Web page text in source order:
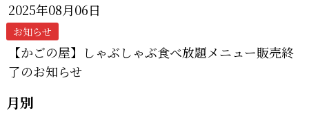
2025年08月06日
お知らせ
【かごの屋】しゃぶしゃぶ食べ放題メニュー販売終
了のお知らせ
月別